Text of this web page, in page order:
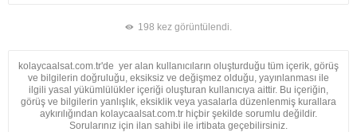
198 kez görüntülendi.
kolaycaalsat.com.tr'de yer alan kullanıcıların oluşturduğu tüm içerik, görüş
ve bilgilerin doğruluğu, eksiksiz ve değişmez olduğu, yayınlanması ile
ilgili yasal yükümlülükler içeriği oluşturan kullanıcıya aittir. Bu içeriğin,
görüş ve bilgilerin yanlışlık, eksiklik veya yasalarla düzenlenmiş kurallara
aykırılığından kolaycaalsat.com.tr hiçbir şekilde sorumlu değildir.
Sorularınız için ilan sahibi ile irtibata geçebilirsiniz.